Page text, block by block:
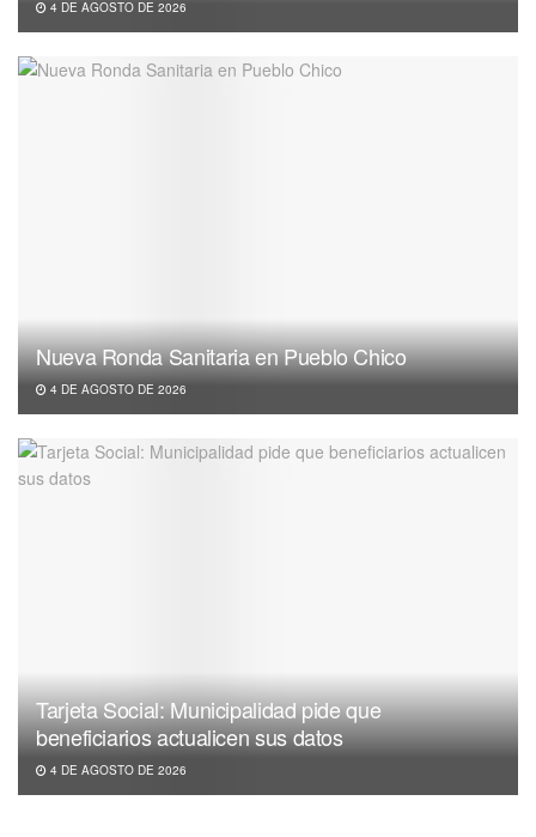
4 DE AGOSTO DE 2026
Nueva Ronda Sanitaria en Pueblo Chico
4 DE AGOSTO DE 2026
Tarjeta Social: Municipalidad pide que
beneficiarios actualicen sus datos
4 DE AGOSTO DE 2026